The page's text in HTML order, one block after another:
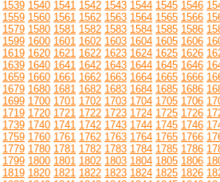
1539 1540 1541 1542 1543 1544 1545 1546
1559 1560 1561 1562 1563 1564 1565 1566
1579 1580 1581 1582 1583 1584 1585 1586
1599 1600 1601 1602 1603 1604 1605 1606
1619 1620 1621 1622 1623 1624 1625 1626
1639 1640 1641 1642 1643 1644 1645 1646
1659 1660 1661 1662 1663 1664 1665 1666
1679 1680 1681 1682 1683 1684 1685 1686
1699 1700 1701 1702 1703 1704 1705 1706
1719 1720 1721 1722 1723 1724 1725 1726
1739 1740 1741 1742 1743 1744 1745 1746
1759 1760 1761 1762 1763 1764 1765 1766
1779 1780 1781 1782 1783 1784 1785 1786
1799 1800 1801 1802 1803 1804 1805 1806
1819 1820 1821 1822 1823 1824 1825 1826